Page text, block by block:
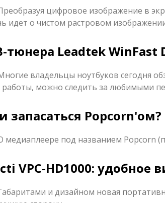
цифровое изображение в
идет о чистом растровом
тюнера Leadtek WinFast
владельцы ноутбуков сегодня
можно следить за любимыми
запасаться Popcorn'ом?
медиаплеере под названием Popcorn
VPC-HD1000: удобное
и дизайном новая